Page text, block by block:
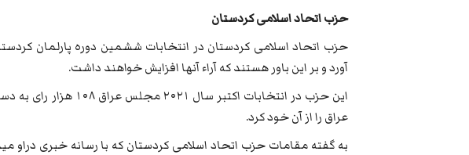
حزب اتحاد اسلامی کردستان
آورد و بر این باور هستند که آراء آنها افزایش خواهند داشت.
عراق را از آن خود کرد.
به گفته مقامات حزب اتحاد اسلامی کردستان که با رسانه خبری دراو